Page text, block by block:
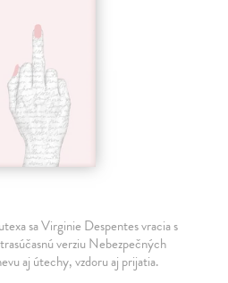
sa Virginie Despentes vracia s
verziu Nebezpečných
aj útechy, vzdoru aj prijatia.